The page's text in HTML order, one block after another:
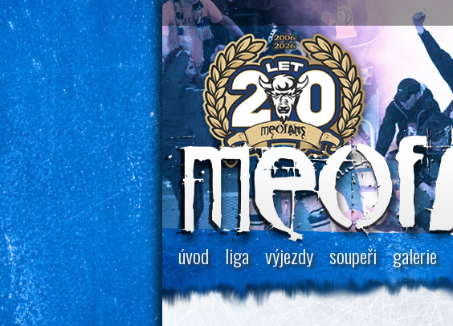
úvod liga výjezdy soupeři galerie